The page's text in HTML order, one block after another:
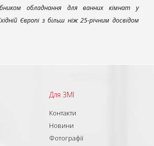
обладнання для ванних кімнат у
Європі з більш ніж 25-річним досвідом
Для ЗМІ
Контакти
Новини
Фотографії